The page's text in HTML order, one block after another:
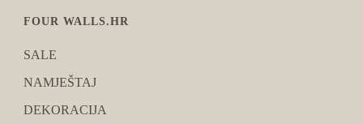
FOUR WALLS.HR
SALE
NAMJEŠTAJ
DEKORACIJA